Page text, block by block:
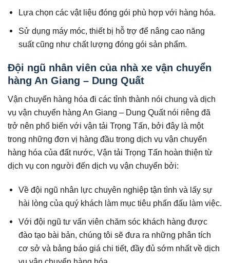
Lựa chọn các vật liệu đóng gói phù hợp với hàng hóa.
Sử dụng máy móc, thiết bị hỗ trợ để nâng cao năng
suất cũng như chất lượng đóng gói sản phẩm.
Đội ngũ nhân viên của nhà xe vận chuyển
hàng An Giang – Dung Quất
Vận chuyển hàng hóa đi các tỉnh thành nói chung và dịch
vụ vận chuyển hàng An Giang – Dung Quất nói riêng đã
trở nên phổ biến với vận tải Trọng Tấn, bởi đây là một
trong những đơn vị hàng đầu trong dịch vụ vận chuyển
hàng hóa của đất nước, Vận tải Trọng Tấn hoàn thiện từ
dịch vụ con người đến dịch vụ vận chuyển bởi:
Về đội ngũ nhân lực chuyên nghiệp tận tình và lấy sự
hài lòng của quý khách làm mục tiêu phấn đấu làm việc.
Với đội ngũ tư vấn viên chăm sóc khách hàng được
đào tạo bài bản, chúng tôi sẽ đưa ra những phân tích
cơ sở và bảng báo giá chi tiết, đầy đủ sớm nhất về dịch